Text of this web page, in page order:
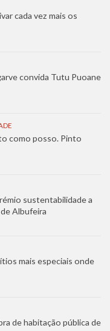
cada vez mais os
convida Tutu Puoane
como posso. Pinto
sustentabilidade a
Albufeira
mais especiais onde
de habitação pública de